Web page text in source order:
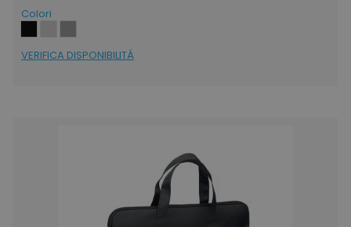
Colori
VERIFICA DISPONIBILITÁ